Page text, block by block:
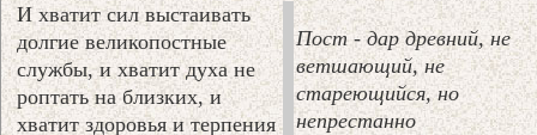
Пост - дар древний, не
ветшающий, не
стареющийся, но
непрестанно
И хватит сил выстаивать
долгие великопостные
службы, и хватит духа не
роптать на близких, и
хватит здоровья и терпения